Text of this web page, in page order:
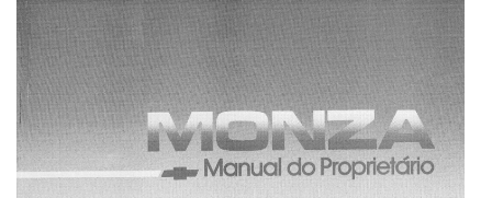
Clique aqui para fazer o
download do Manual do
Proprietário do Chevrolet
Monza 1987.